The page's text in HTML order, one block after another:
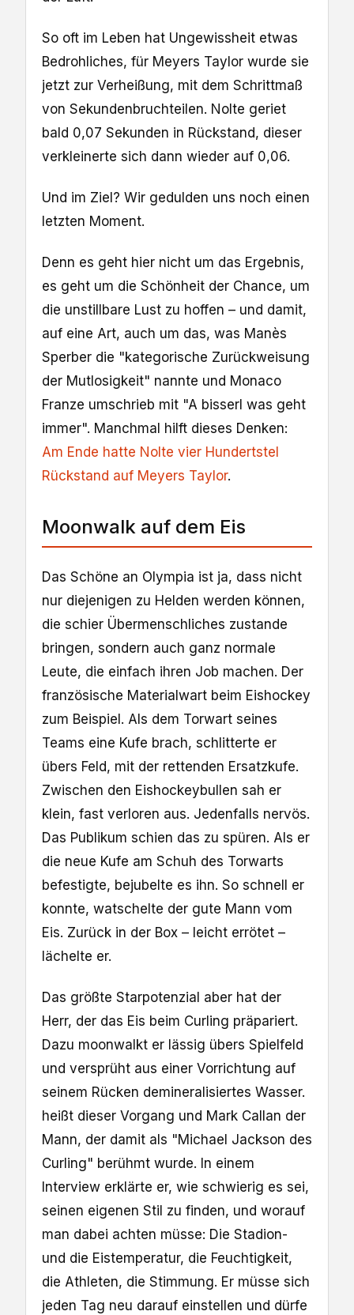
So oft im Leben hat Ungewissheit etwas
Bedrohliches, für Meyers Taylor wurde sie
jetzt zur Verheißung, mit dem Schrittmaß
von Sekundenbruchteilen. Nolte geriet
bald 0,07 Sekunden in Rückstand, dieser
verkleinerte sich dann wieder auf 0,06.
Und im Ziel? Wir gedulden uns noch einen
letzten Moment.
Denn es geht hier nicht um das Ergebnis,
es geht um die Schönheit der Chance, um
die unstillbare Lust zu hoffen – und damit,
auf eine Art, auch um das, was Manès
Sperber die "kategorische Zurückweisung
der Mutlosigkeit" nannte und Monaco
Franze umschrieb mit "A bisserl was geht
immer". Manchmal hilft dieses Denken:
Am Ende hatte Nolte vier Hundertstel
Rückstand auf Meyers Taylor.
Moonwalk auf dem Eis
Das Schöne an Olympia ist ja, dass nicht
nur diejenigen zu Helden werden können,
die schier Übermenschliches zustande
bringen, sondern auch ganz normale
Leute, die einfach ihren Job machen. Der
französische Materialwart beim Eishockey
zum Beispiel. Als dem Torwart seines
Teams eine Kufe brach, schlitterte er
übers Feld, mit der rettenden Ersatzkufe.
Zwischen den Eishockeybullen sah er
klein, fast verloren aus. Jedenfalls nervös.
Das Publikum schien das zu spüren. Als er
die neue Kufe am Schuh des Torwarts
befestigte, bejubelte es ihn. So schnell er
konnte, watschelte der gute Mann vom
Eis. Zurück in der Box – leicht errötet –
lächelte er.
Das größte Starpotenzial aber hat der
Herr, der das Eis beim Curling präpariert.
Dazu moonwalkt er lässig übers Spielfeld
und versprüht aus einer Vorrichtung auf
seinem Rücken demineralisiertes Wasser.
heißt dieser Vorgang und Mark Callan der
Mann, der damit als "Michael Jackson des
Curling" berühmt wurde. In einem
Interview erklärte er, wie schwierig es sei,
seinen eigenen Stil zu finden, und worauf
man dabei achten müsse: Die Stadion-
und die Eistemperatur, die Feuchtigkeit,
die Athleten, die Stimmung. Er müsse sich
jeden Tag neu darauf einstellen und dürfe